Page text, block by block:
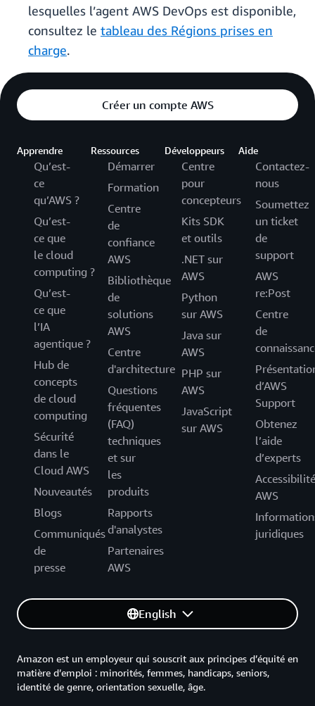
lesquelles l’agent AWS DevOps est disponible,
consultez le tableau des Régions prises en
charge.
Créer un compte AWS
Apprendre
Qu’est-
ce
qu’AWS ?
Qu’est-
ce que
le cloud
computing ?
Qu’est-
ce que
l’IA
agentique ?
Hub de
concepts
de cloud
computing
Sécurité
dans le
Cloud AWS
Nouveautés
Blogs
Communiqués
de
presse
Ressources
Démarrer
Formation
Centre
de
confiance
AWS
Bibliothèque
de
solutions
AWS
Centre
d'architecture
Questions
fréquentes
(FAQ)
techniques
et sur
les
produits
Rapports
d'analystes
Partenaires
AWS
Développeurs
Centre
pour
concepteurs
Kits SDK
et outils
.NET sur
AWS
Python
sur AWS
Java sur
AWS
PHP sur
AWS
JavaScript
sur AWS
Aide
Contactez-
nous
Soumettez
un ticket
de
support
AWS
re:Post
Centre
de
d’AWS
Support
Obtenez
l’aide
d’experts
Accessibilité
AWS
juridiques
English
Amazon est un employeur qui souscrit aux principes d’équité en
matière d’emploi : minorités, femmes, handicaps, seniors,
identité de genre, orientation sexuelle, âge.